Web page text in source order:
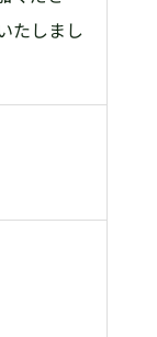
たしまし